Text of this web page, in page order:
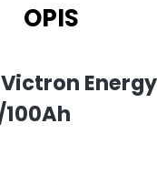
OPIS
Energy